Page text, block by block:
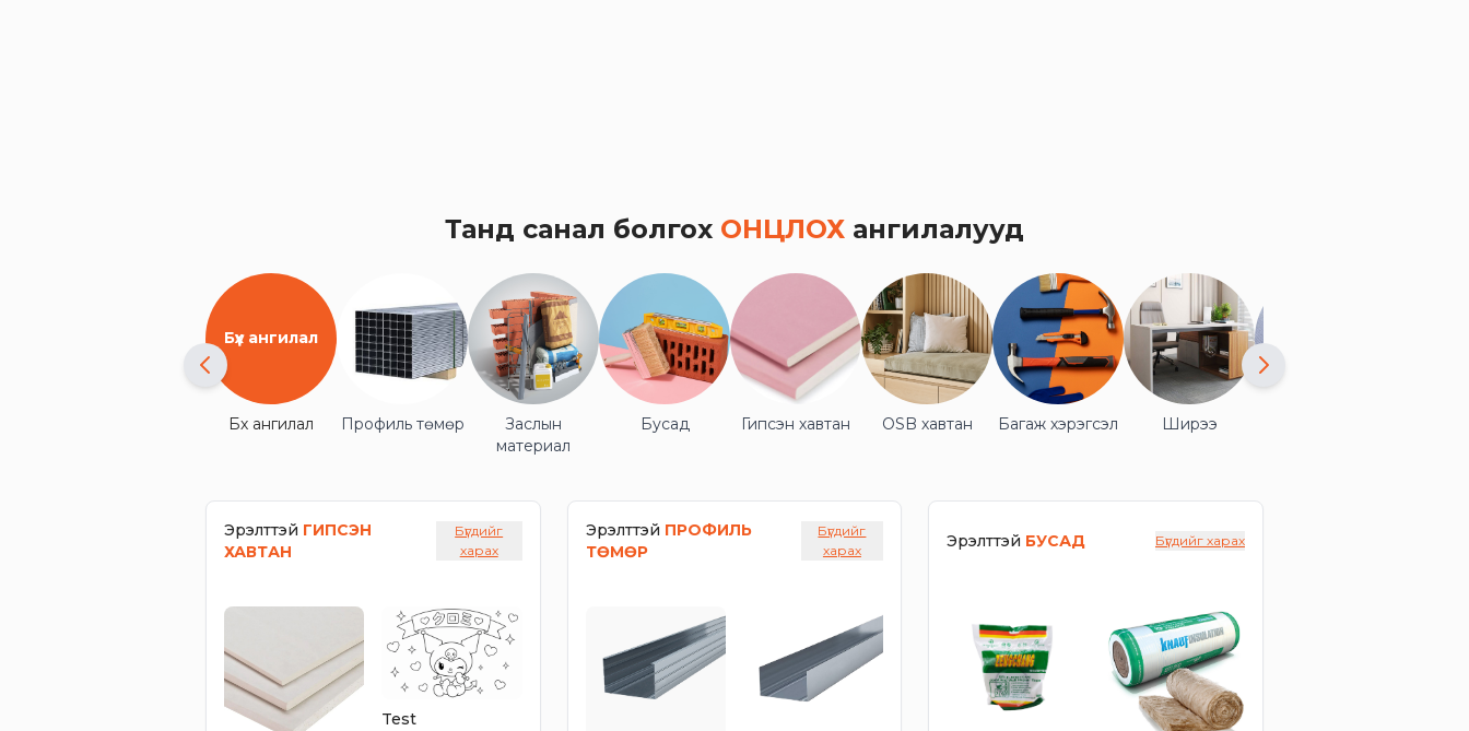
Танд санал болгох ОНЦЛОХ ангилалууд
Бүх ангилал
Бүх ангилал Профиль төмөр
Заслын
материал
Бусад Гипсэн хавтан OSB хавтан Багаж хэрэгсэл Ширээ
Эрэлттэй ГИПСЭН
ХАВТАН
Бүгдийг
харах
Test
Эрэлттэй ПРОФИЛЬ
ТӨМӨР
Бүгдийг
харах
Эрэлттэй БУСАД Бүгдийг харах